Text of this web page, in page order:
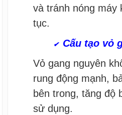
và tránh nóng máy
tục.
✔ Cấu tạo vỏ
Vỏ gang nguyên
rung động mạnh,
bên trong, tăng độ
sử dụng.